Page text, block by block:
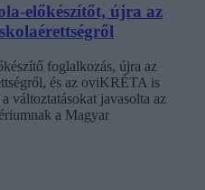
előkészítőt, újra az
foglalkozás, újra az
és az oviKRÉTA is
változtatásokat javasolta az
a Magyar